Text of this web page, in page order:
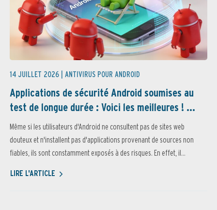
14 JUILLET 2026 | ANTIVIRUS POUR ANDROID
Applications de sécurité Android soumises au
test de longue durée : Voici les meilleures ! ...
Même si les utilisateurs d'Android ne consultent pas de sites web
douteux et n'installent pas d'applications provenant de sources non
fiables, ils sont constamment exposés à des risques. En effet, il...
LIRE L'ARTICLE